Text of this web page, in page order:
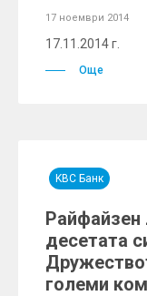
17 ноември 2014
17.11.2014 г.
Още
KBC Банк
Райфайзен
десетата
големи